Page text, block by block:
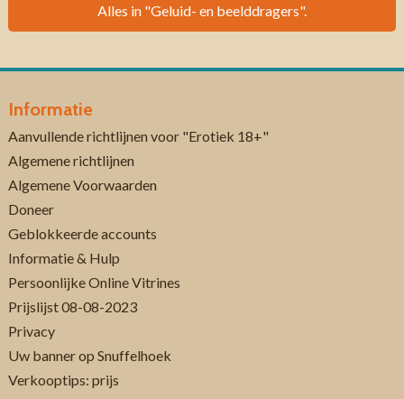
Alles in "Geluid- en beelddragers".
Informatie
Aanvullende richtlijnen voor "Erotiek 18+"
Algemene richtlijnen
Algemene Voorwaarden
Doneer
Geblokkeerde accounts
Informatie & Hulp
Persoonlijke Online Vitrines
Prijslijst 08-08-2023
Privacy
Uw banner op Snuffelhoek
Verkooptips: prijs